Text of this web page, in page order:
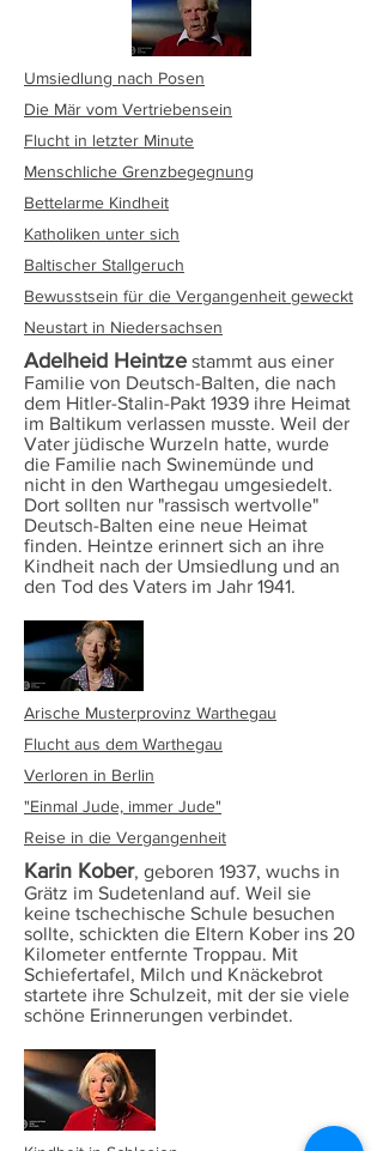
Umsiedlung nach Posen
Die Mär vom Vertriebensein
Flucht in letzter Minute
Menschliche Grenzbegegnung
Bettelarme Kindheit
Katholiken unter sich
Baltischer Stallgeruch
Bewusstsein für die Vergangenheit geweckt
Neustart in Niedersachsen
Adelheid Heintze stammt aus einer
Familie von Deutsch-Balten, die nach
dem Hitler-Stalin-Pakt 1939 ihre Heimat
im Baltikum verlassen musste. Weil der
Vater jüdische Wurzeln hatte, wurde
die Familie nach Swinemünde und
nicht in den Warthegau umgesiedelt.
Dort sollten nur "rassisch wertvolle"
Deutsch-Balten eine neue Heimat
finden. Heintze erinnert sich an ihre
Kindheit nach der Umsiedlung und an
den Tod des Vaters im Jahr 1941.
Arische Musterprovinz Warthegau
Flucht aus dem Warthegau
Verloren in Berlin
"Einmal Jude, immer Jude"
Reise in die Vergangenheit
Karin Kober, geboren 1937, wuchs in
Grätz im Sudetenland auf. Weil sie
keine tschechische Schule besuchen
sollte, schickten die Eltern Kober ins 20
Kilometer entfernte Troppau. Mit
Schiefertafel, Milch und Knäckebrot
startete ihre Schulzeit, mit der sie viele
schöne Erinnerungen verbindet.